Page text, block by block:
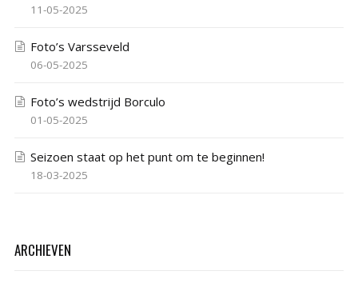
11-05-2025
Foto’s Varsseveld
06-05-2025
Foto’s wedstrijd Borculo
01-05-2025
Seizoen staat op het punt om te beginnen!
18-03-2025
ARCHIEVEN